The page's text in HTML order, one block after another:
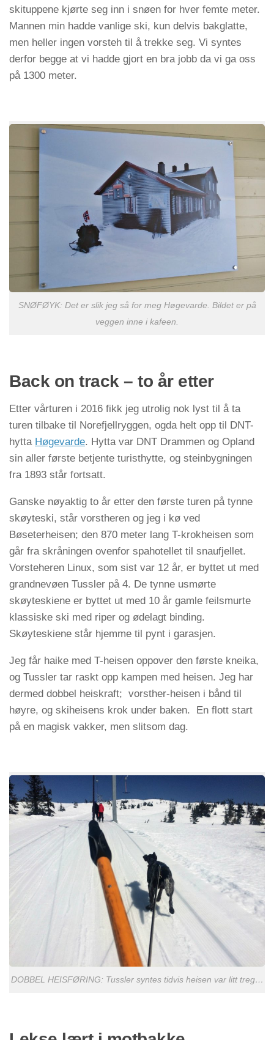
skituppene kjørte seg inn i snøen for hver femte meter.
Mannen min hadde vanlige ski, kun delvis bakglatte,
men heller ingen vorsteh til å trekke seg. Vi syntes
derfor begge at vi hadde gjort en bra jobb da vi ga oss
på 1300 meter.
SNØFØYK: Det er slik jeg så for meg Høgevarde. Bildet er på
veggen inne i kafeen.
Back on track – to år etter
Etter vårturen i 2016 fikk jeg utrolig nok lyst til å ta
turen tilbake til Norefjellryggen, ogda helt opp til DNT-
hytta Høgevarde. Hytta var DNT Drammen og Opland
sin aller første betjente turisthytte, og steinbygningen
fra 1893 står fortsatt.
Ganske nøyaktig to år etter den første turen på tynne
skøyteski, står vorstheren og jeg i kø ved
Bøseterheisen; den 870 meter lang T-krokheisen som
går fra skråningen ovenfor spahotellet til snaufjellet.
Vorsteheren Linux, som sist var 12 år, er byttet ut med
grandnevøen Tussler på 4. De tynne usmørte
skøyteskiene er byttet ut med 10 år gamle feilsmurte
klassiske ski med riper og ødelagt binding.
Skøyteskiene står hjemme til pynt i garasjen.
Jeg får haike med T-heisen oppover den første kneika,
og Tussler tar raskt opp kampen med heisen. Jeg har
dermed dobbel heiskraft; vorsther-heisen i bånd til
høyre, og skiheisens krok under baken. En flott start
på en magisk vakker, men slitsom dag.
DOBBEL HEISFØRING: Tussler syntes tidvis heisen var litt treg…